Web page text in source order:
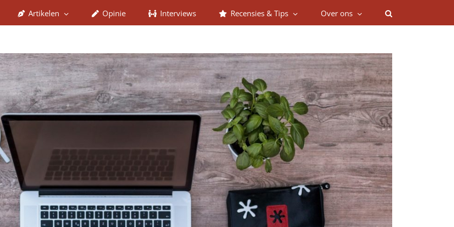
Artikelen Opinie Interviews Recensies & Tips Over ons